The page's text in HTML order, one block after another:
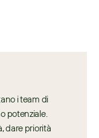
i team di
potenziale.
dare priorità